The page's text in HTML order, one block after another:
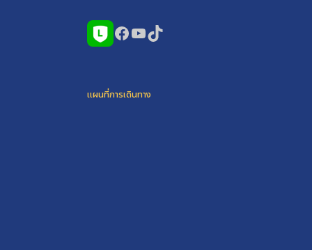
Facebook
YouTube
TikTok
แผนที่การเดินทาง